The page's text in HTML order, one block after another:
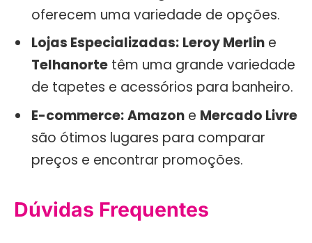
oferecem uma variedade de opções.
Lojas Especializadas: Leroy Merlin e
Telhanorte têm uma grande variedade
de tapetes e acessórios para banheiro.
E-commerce:Amazon e Mercado Livre
são ótimos lugares para comparar
preços e encontrar promoções.
Dúvidas Frequentes